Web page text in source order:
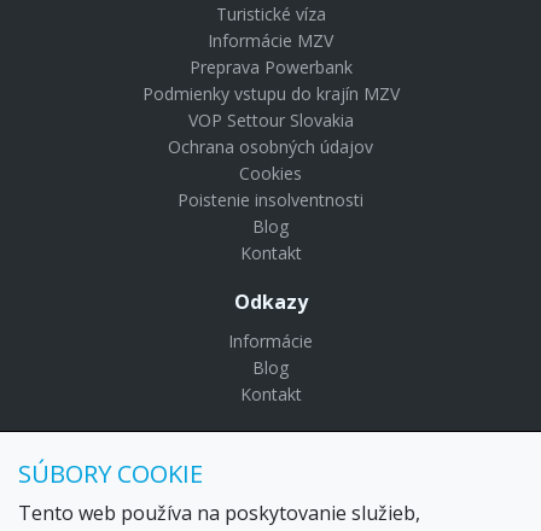
Turistické víza
Informácie MZV
Preprava Powerbank
Podmienky vstupu do krajín MZV
VOP Settour Slovakia
Ochrana osobných údajov
Cookies
Poistenie insolventnosti
Blog
Kontakt
Odkazy
Informácie
Blog
Kontakt
Maldivy.sk je značkou
Sídlo:Lazaretská 29, Bratislava 81109
SÚBORY COOKIE
Tento web používa na poskytovanie služieb,